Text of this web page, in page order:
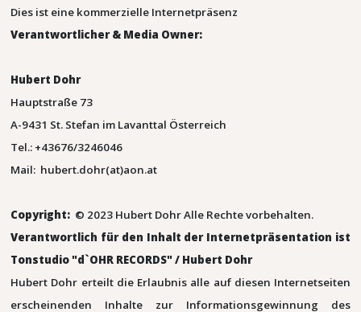
Dies ist eine kommerzielle Internetpräsenz
Verantwortlicher & Media Owner:
Hubert Dohr
Hauptstraße 73
A-9431 St. Stefan im Lavanttal Österreich
Tel.: +43676/3246046
Mail: hubert.dohr(at)aon.at
Copyright: © 2023 Hubert Dohr Alle Rechte vorbehalten.
Verantwortlich für den Inhalt der Internetpräsentation ist
Tonstudio "d`OHR RECORDS" / Hubert Dohr
Hubert Dohr erteilt die Erlaubnis alle auf diesen Internetseiten
erscheinenden Inhalte zur Informationsgewinnung des